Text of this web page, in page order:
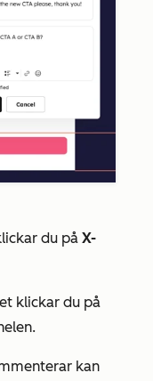
du på X-
klickar du på
kan